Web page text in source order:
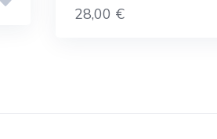
28,00 €